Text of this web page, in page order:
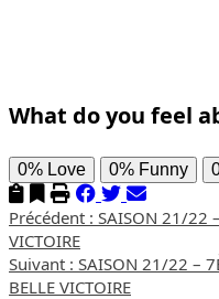
What do you feel
0% Love 0% Funny
Navigation
d’article
Précédent : SAISON 21/22
VICTOIRE
Suivant : SAISON 21/22 –
BELLE VICTOIRE